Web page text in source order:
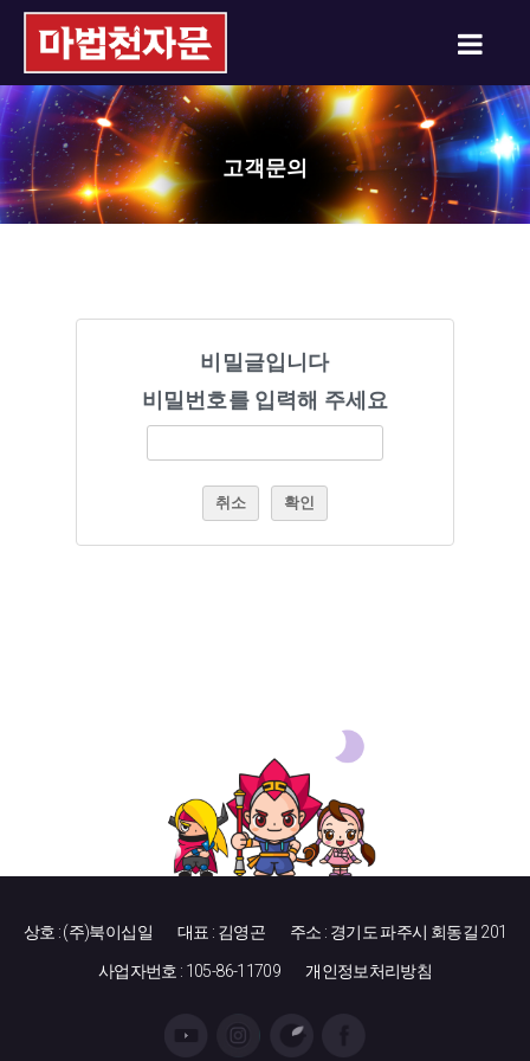
고객문의
비밀글입니다
비밀번호를 입력해 주세요
취소 확인
상호 : (주)북이십일 대표 : 김영곤 주소 : 경기도 파주시 회동길 201
사업자번호 : 105-86-11709 개인정보처리방침